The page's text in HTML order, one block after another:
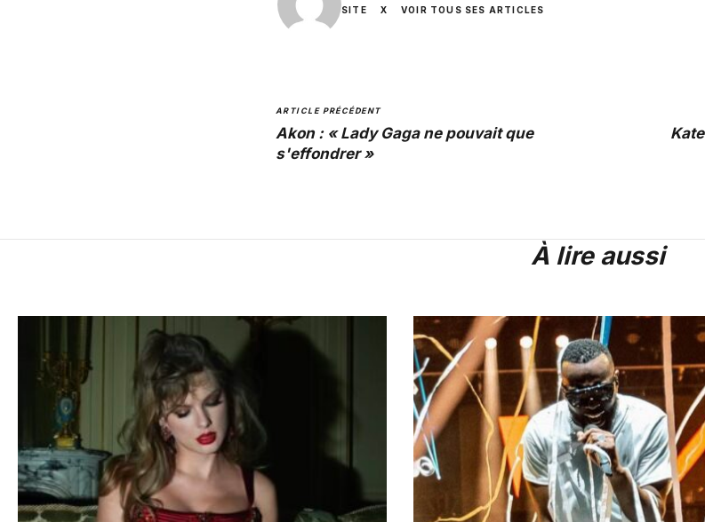
SITE X VOIR TOUS SES ARTICLES
ARTICLE PRÉCÉDENT
Akon : « Lady Gaga ne pouvait que
s'effondrer »
À lire aussi